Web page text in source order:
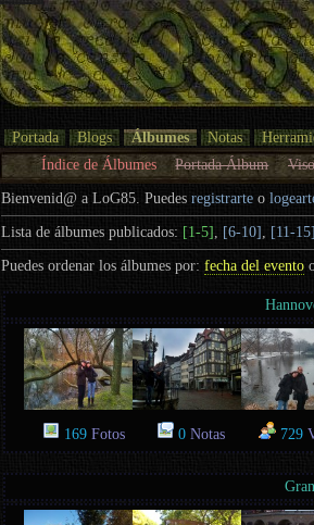
Portada Blogs Álbumes Notas
Índice de Álbumes
Portada Álbum
Bienvenid@ a LoG85. Puedesregistrarte o
Lista de álbumes publicados: [1-5] [6-10] [11-15]
Puedes ordenar los álbumes por:fecha del evento
169Fotos 0 Notas 729